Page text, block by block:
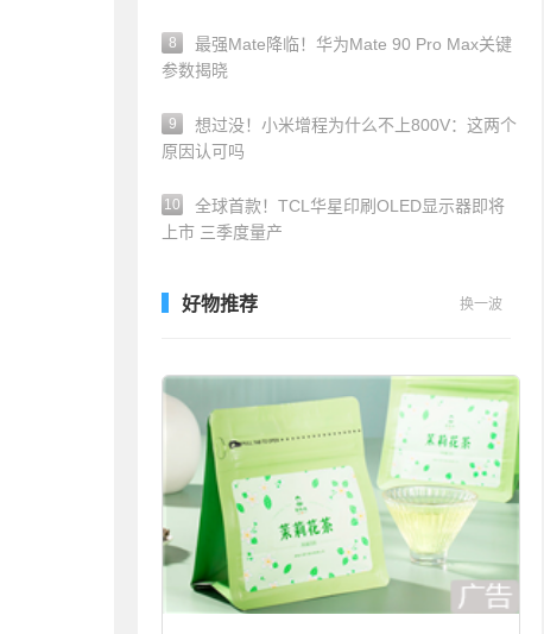
8
最强Mate降临！华为Mate 90 Pro Max关键
参数揭晓
9
想过没！小米增程为什么不上800V：这两个
原因认可吗
10
全球首款！TCL华星印刷OLED显示器即将
上市 三季度量产
好物推荐 换一波